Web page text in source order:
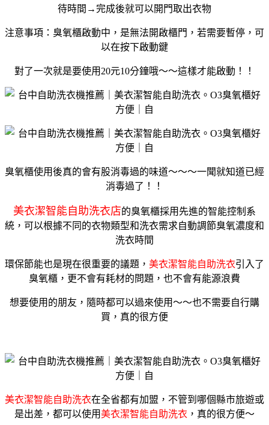
待時間→完成後就可以開門取出衣物
注意事項：臭氧櫃啟動中，是無法開啟櫃門，若需要暫停，可
以在按下啟動鍵
對了一次就是要使用20元10分鐘哦～～這樣才能啟動！！
臭氧櫃使用後真的會有股消毒過的味道～～～一聞就知道已經
消毒過了！！
美衣潔智能自助洗衣店的臭氧櫃採用先進的智能控制系
統，可以根據不同的衣物類型和洗衣需求自動調節臭氧濃度和
洗衣時間
環保節能也是現在很重要的議題， 美衣潔智能自助洗衣引入了
臭氧櫃，更不會有耗材的問題，也不會有能源浪費
想要使用的朋友，隨時都可以過來使用～～也不需要自行購
買，真的很方便
美衣潔智能自助洗衣在全省都有加盟，不管到哪個縣市旅遊或
是出差，都可以使用美衣潔智能自助洗衣 ，真的很方便～